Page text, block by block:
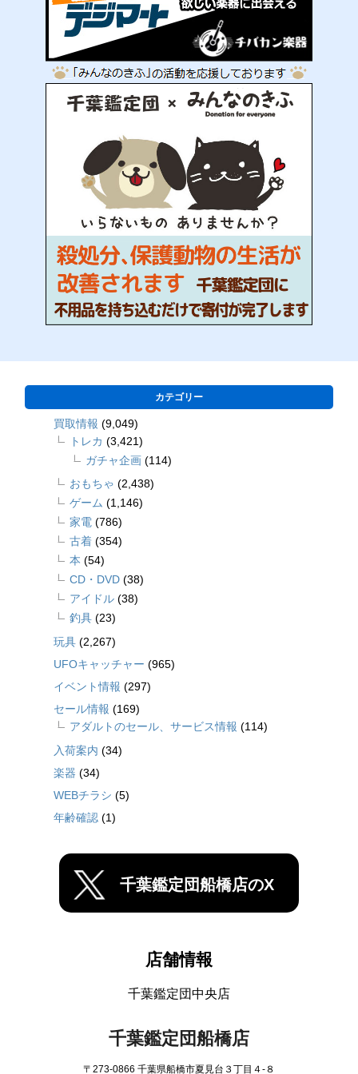
カテゴリー
買取情報 (9,049)
トレカ (3,421)
ガチャ企画 (114)
おもちゃ (2,438)
ゲーム (1,146)
家電 (786)
古着 (354)
本 (54)
CD・DVD (38)
アイドル (38)
釣具 (23)
玩具 (2,267)
UFOキャッチャー (965)
イベント情報 (297)
セール情報 (169)
アダルトのセール、サービス情報 (114)
入荷案内 (34)
楽器 (34)
WEBチラシ (5)
年齢確認 (1)
千葉鑑定団船橋店のX
店舗情報
千葉鑑定団中央店
千葉鑑定団船橋店
〒273-0866 千葉県船橋市夏見台３丁目４-８